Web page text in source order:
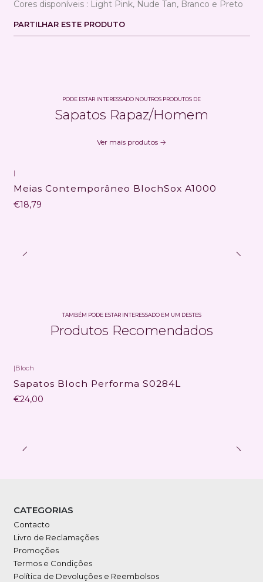
Cores disponíveis : Light Pink, Nude Tan, Branco e Preto
PARTILHAR ESTE PRODUTO
PODE ESTAR INTERESSADO NOUTROS PRODUTOS DE
Sapatos Rapaz/Homem
Ver mais produtos
|
Meias Contemporâneo BlochSox A1000
€18,79
TAMBÉM PODE ESTAR INTERESSADO EM UM DESTES
Produtos Recomendados
|Bloch
Sapatos Bloch Performa S0284L
€24,00
CATEGORIAS
Contacto
Livro de Reclamações
Promoções
Termos e Condições
Política de Devoluções e Reembolsos